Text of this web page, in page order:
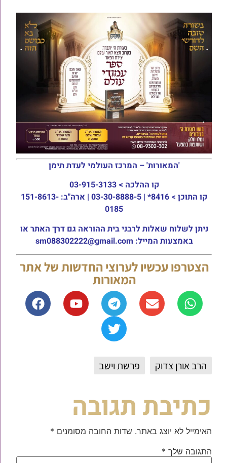
'המאורות' – המרכז העולמי לעדת תימן
קו ההלכה > 03-915-3133
קו התוכן >
8416* | 03-30-8888-5 | ארה"ב: 151-8613-
0185
ניתן לשלוח שאלות לרבני בית ההוראה גם דרך האתר או
באמצעות המייל: sm088302222@gmail.com
הצטרפו עכשיו לערוצי החדשות של אתר
המאורות
הרב אורן צדוק פרשת וישב
כתיבת תגובה
האימייל לא יוצג באתר. שדות החובה מסומנים *
התגובה שלך *